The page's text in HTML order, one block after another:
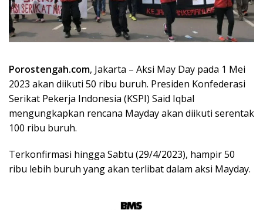
Porostengah.com, Jakarta – Aksi May Day pada 1 Mei
2023 akan diikuti 50 ribu buruh. Presiden Konfederasi
Serikat Pekerja Indonesia (KSPI) Said Iqbal
mengungkapkan rencana Mayday akan diikuti serentak
100 ribu buruh.
Terkonfirmasi hingga Sabtu (29/4/2023), hampir 50
ribu lebih buruh yang akan terlibat dalam aksi Mayday.